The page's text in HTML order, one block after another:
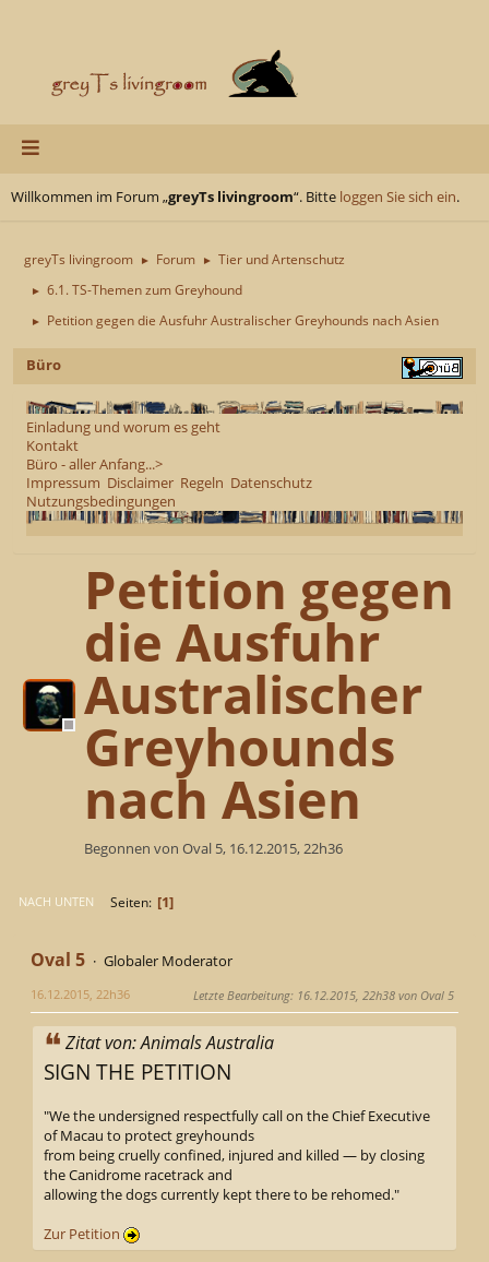
Willkommen im Forum „greyTs livingroom“. Bitte loggen Sie sich ein.
greyTs livingroom ► Forum ► Tier und Artenschutz
► 6.1. TS-Themen zum Greyhound
► Petition gegen die Ausfuhr Australischer Greyhounds nach Asien
Büro
Einladung und worum es geht
Kontakt
Büro - aller Anfang...>
Impressum Disclaimer Regeln Datenschutz
Nutzungsbedingungen
Petition gegen
die Ausfuhr
Australischer
Greyhounds
nach Asien
Begonnen von Oval 5, 16.12.2015, 22h36
NACH UNTEN Seiten 1
Oval 5 Globaler Moderator
16.12.2015, 22h36 Letzte Bearbeitung: 16.12.2015, 22h38 von Oval 5
Zitat von: Animals Australia
SIGN THE PETITION
"We the undersigned respectfully call on the Chief Executive
of Macau to protect greyhounds
from being cruelly confined, injured and killed — by closing
the Canidrome racetrack and
allowing the dogs currently kept there to be rehomed."
Zur Petition